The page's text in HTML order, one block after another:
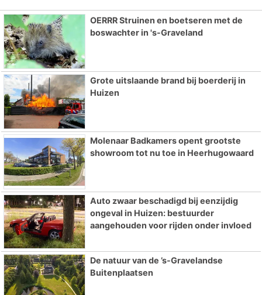
OERRR Struinen en boetseren met de
boswachter in 's-Graveland
Grote uitslaande brand bij boerderij in
Huizen
Molenaar Badkamers opent grootste
showroom tot nu toe in Heerhugowaard
Auto zwaar beschadigd bij eenzijdig
ongeval in Huizen: bestuurder
aangehouden voor rijden onder invloed
De natuur van de ’s-Gravelandse
Buitenplaatsen